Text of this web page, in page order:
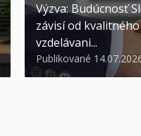
Výzva: Budúcnosť
závisí od
vzdelávani...
Publikované